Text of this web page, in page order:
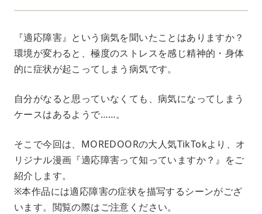
『適応障害』という病気を聞いたことはありますか？
環境が変わると、極度のストレスを感じ精神的・身体
的に症状が起こってしまう病気です。
自分がなると思っていなくても、病気になってしまう
ケースはあるようで……。
そこで今回は、MOREDOORの大人気TikTokより、オ
リジナル漫画『適応障害って知っていますか？』をご
紹介します。
※本作品には適応障害の症状を描写するシーンがござ
います。閲覧の際はご注意ください。